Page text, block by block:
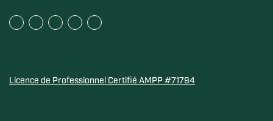
Licence de Professionnel Certifié AMPP #71794